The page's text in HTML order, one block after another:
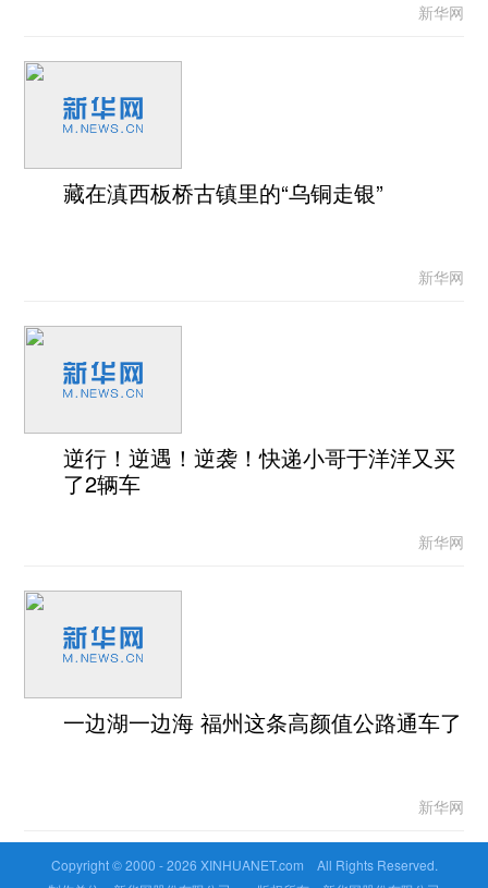
新华网
藏在滇西板桥古镇里的“乌铜走银”
新华网
逆行！逆遇！逆袭！快递小哥于洋洋又买
了2辆车
新华网
一边湖一边海 福州这条高颜值公路通车了
新华网
Copyright © 2000 -2026 XINHUANET.com All Rights Reserved.